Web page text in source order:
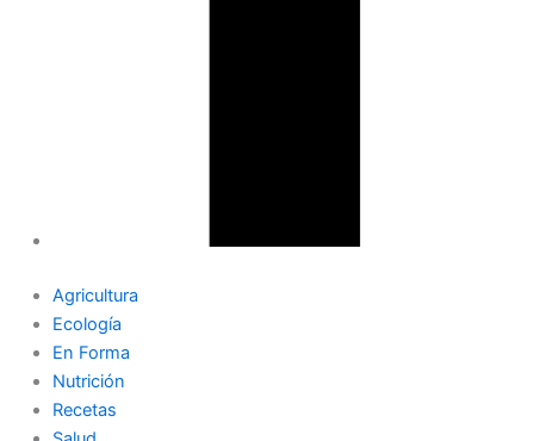
Agricultura
Ecología
En Forma
Nutrición
Recetas